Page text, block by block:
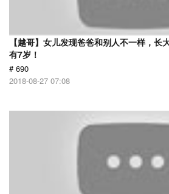
【越哥】女儿发现爸爸和别人不一样，长
有7岁！
# 690
2018-08-27 07:08